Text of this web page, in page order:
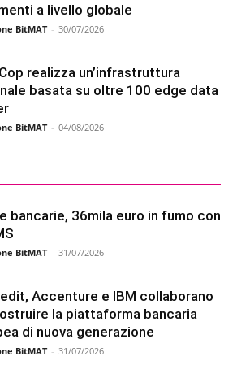
a livello globale
BitMAT - 30/07/2026
realizza un’infrastruttura
basata su oltre 100 edge data
BitMAT - 04/08/2026
bancarie, 36mila euro in fumo con
BitMAT - 31/07/2026
Accenture e IBM collaborano
la piattaforma bancaria
di nuova generazione
BitMAT - 31/07/2026